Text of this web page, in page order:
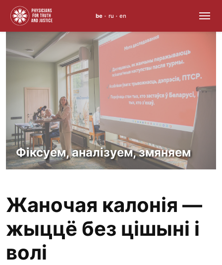
да
змесціва
be • ru • en
Фіксуем, аналізуем, змяняем
Жаночая калонія —
жыццё без цішыні і
волі